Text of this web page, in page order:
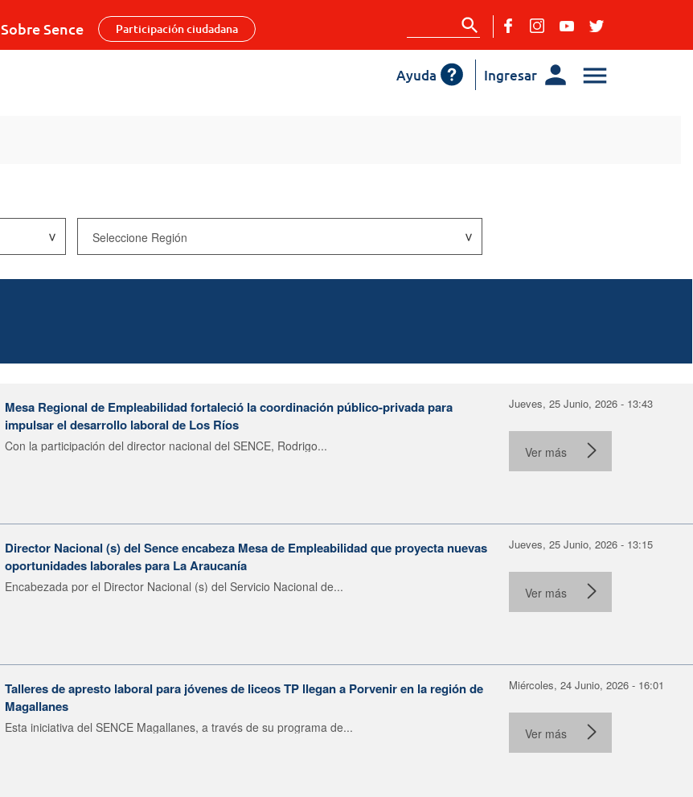
Sobre Sence Participación ciudadana
Ingresar
Ayuda
Mesa Regional de Empleabilidad fortaleció la coordinación público-privada para
impulsar el desarrollo laboral de Los Ríos
Con la participación del director nacional del SENCE, Rodrigo...
Jueves, 25 Junio, 2026 - 13:43
Ver más
Director Nacional (s) del Sence encabeza Mesa de Empleabilidad que proyecta nuevas
oportunidades laborales para La Araucanía
Encabezada por el Director Nacional (s) del Servicio Nacional de...
Jueves, 25 Junio, 2026 - 13:15
Ver más
Talleres de apresto laboral para jóvenes de liceos TP llegan a Porvenir en la región de
Magallanes
Esta iniciativa del SENCE Magallanes, a través de su programa de...
Miércoles, 24 Junio, 2026 - 16:01
Ver más